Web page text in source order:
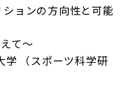
ョンの方向性と可能
て～
（スポーツ科学研